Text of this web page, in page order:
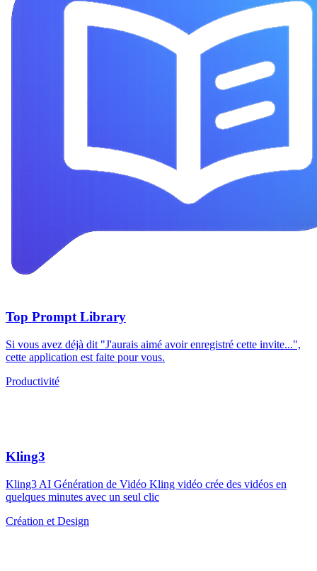
Top Prompt Library
Si vous avez déjà dit "J'aurais aimé avoir enregistré cette invite...",
cette application est faite pour vous.
Productivité
Kling3
Kling3 AI Génération de Vidéo Kling vidéo crée des vidéos en
quelques minutes avec un seul clic
Création et Design